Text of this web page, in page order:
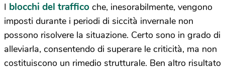
I blocchi del traffico che, inesorabilmente, vengono
imposti durante i periodi di siccità invernale non
possono risolvere la situazione. Certo sono in grado di
alleviarla, consentendo di superare le criticità, ma non
costituiscono un rimedio strutturale. Ben altro risultato